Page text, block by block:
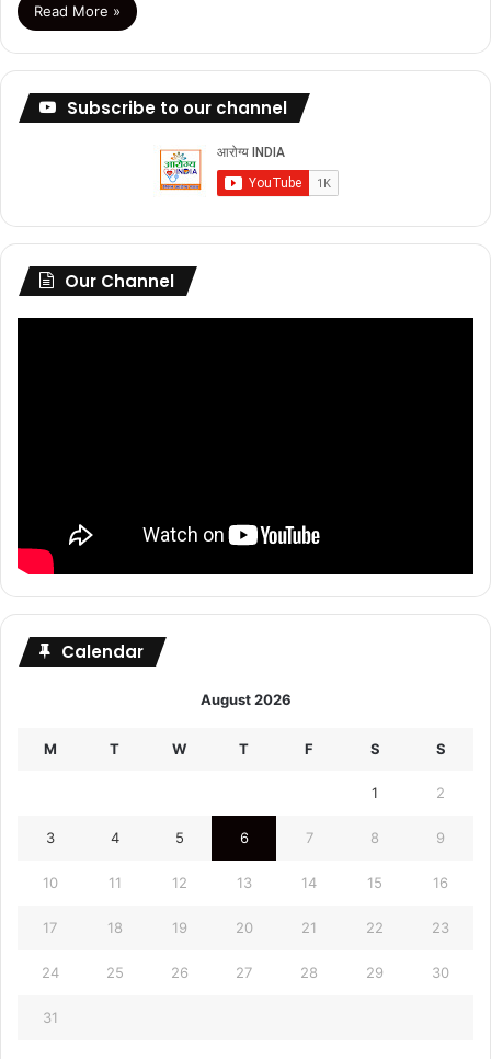
Read More »
Subscribe to our channel
Our Channel
Calendar
August 2026
M T W T F S S
1 2
3 4 5 6 7 8 9
10 11 12 13 14 15 16
17 18 19 20 21 22 23
24 25 26 27 28 29 30
31